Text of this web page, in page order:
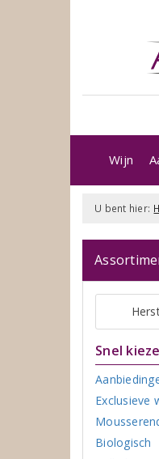
Wijn
U bent hier:
Snel
Exclusieve
Biologisch